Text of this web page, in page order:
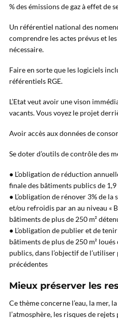
% des émissions de gaz à effet de
Un référentiel national des
comprendre les actes prévus et
nécessaire.
Faire en sorte que les logiciels
référentiels RGE.
L’Etat veut avoir une vison
vacants. Vous voyez le projet
Avoir accès aux données de
Se doter d’outils de contrôle des
● L’obligation de réduction
finale des bâtiments publics de 1,9
● L’obligation de rénover 3% de
et/ou refroidis par an au niveau «
bâtiments de plus de 250 m²
● L’obligation de publier et de
bâtiments de plus de 250 m²
publics, dans l’objectif de
précédentes
Mieux préserver les
Ce thème concerne l’eau, la mer,
l’atmosphère, les risques de